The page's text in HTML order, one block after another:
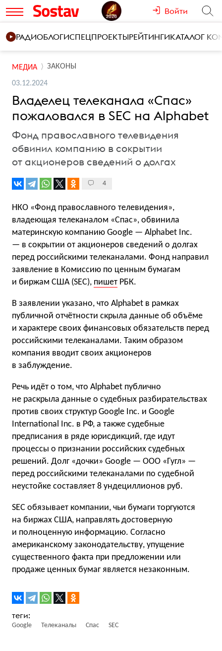
Войти
РАДИОБЛОГИСПЕЦПРОЕКТЫРЕЙТИНГИКАТАЛОГ
МЕДИА ЗАКОНЫ
03.12.2024
Владелец телеканала «Спас»
пожаловался в SEC на Alphabet
Фонд православного телевидения
обвинил компанию в сокрытии
от акционеров сведений о долгах
4
НКО «Фонд православного телевидения»,
владеющая телеканалом «Спас», обвинила
материнскую компанию Google — Alphabet Inc.
— в сокрытии от акционеров сведений о долгах
перед российскими телеканалами. Фонд направил
заявление в Комиссию по ценным бумагам
и биржам США (SEC), пишет РБК.
В заявлении указано, что Alphabet в рамках
публичной отчётности скрыла данные об объёме
и характере своих финансовых обязательств перед
российскими телеканалами. Таким образом
компания вводит своих акционеров
в заблуждение.
Речь идёт о том, что Alphabet публично
не раскрыла данные о судебных разбирательствах
против своих структур Google Inc. и Google
International Inc. в РФ, а также судебные
предписания в ряде юрисдикций, где идут
процессы о признании российских судебных
решений. Долг «дочки» Google — ООО «Гугл» —
перед российскими телеканалами по судебной
неустойке составляет 8 ундециллионов руб.
SEC обязывает компании, чьи бумаги торгуются
на биржах США, направлять достоверную
и полноценную информацию. Согласно
американскому законодательству, упущение
существенного факта при предложении или
продаже ценных бумаг является незаконным.
Google Телеканалы Спас SEC